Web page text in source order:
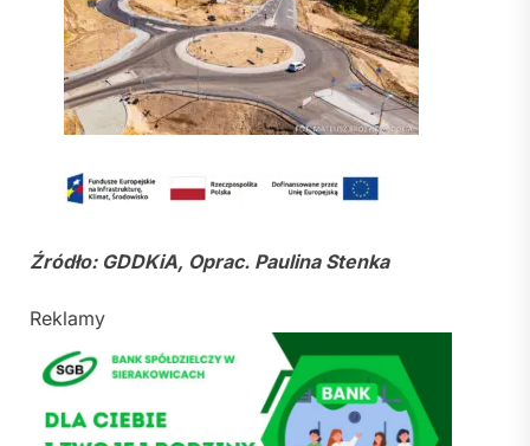
Źródło: GDDKiA, Oprac. Paulina Stenka
Reklamy